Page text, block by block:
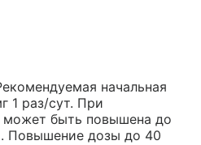
начальная
1 раз/сут. При
может быть повышена до
Повышение дозы до 40